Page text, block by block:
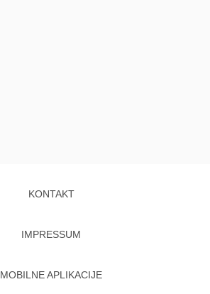
KONTAKT
IMPRESSUM
MOBILNE APLIKACIJE